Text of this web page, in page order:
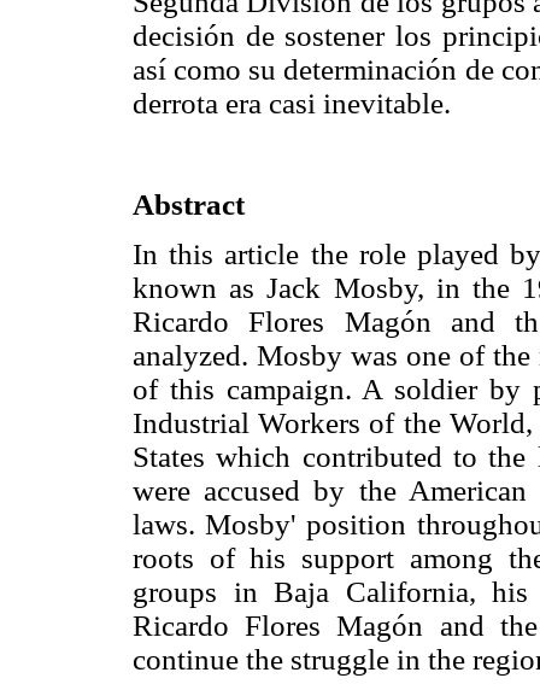
decisión de sostener los
así como su determinación de
derrota era casi inevitable.
Abstract
In this article the role played
known as Jack Mosby, in the
Ricardo Flores Magón and
analyzed. Mosby was one of
of this campaign. A soldier by
Industrial Workers of the
States which contributed to
were accused by the
laws. Mosby' position
roots of his support among
groups in Baja California,
Ricardo Flores Magón and
continue the struggle in the